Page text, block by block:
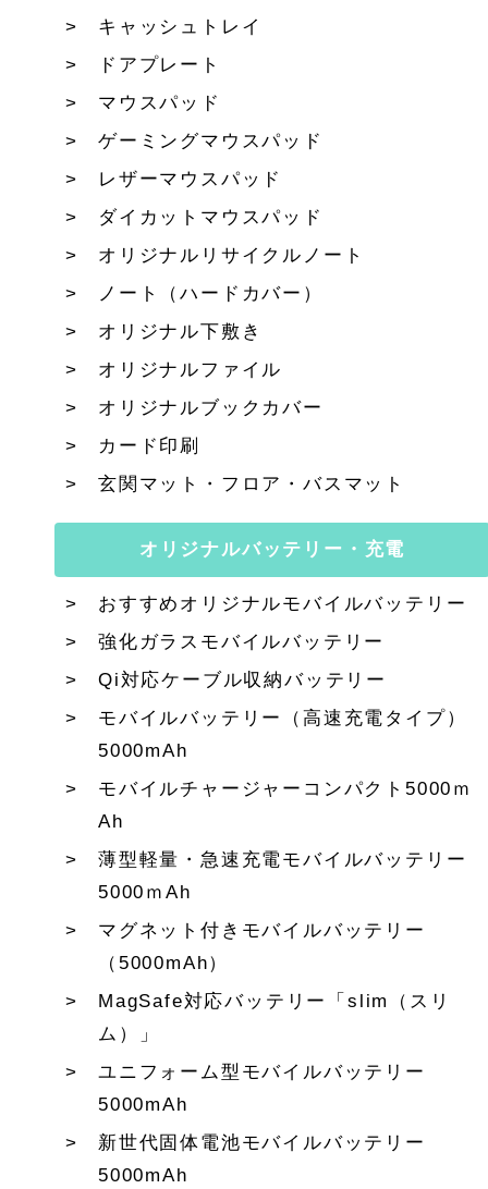
キャッシュトレイ
ドアプレート
マウスパッド
ゲーミングマウスパッド
レザーマウスパッド
ダイカットマウスパッド
オリジナルリサイクルノート
ノート（ハードカバー）
オリジナル下敷き
オリジナルファイル
オリジナルブックカバー
カード印刷
玄関マット・フロア・バスマット
オリジナルバッテリー・充電
おすすめオリジナルモバイルバッテリー
強化ガラスモバイルバッテリー
Qi対応ケーブル収納バッテリー
モバイルバッテリー（高速充電タイプ）
5000mAh
モバイルチャージャーコンパクト5000ｍ
Ah
薄型軽量・急速充電モバイルバッテリー
5000ｍAh
マグネット付きモバイルバッテリー
（5000mAh）
MagSafe対応バッテリー「slim（スリ
ム）」
ユニフォーム型モバイルバッテリー
5000mAh
新世代固体電池モバイルバッテリー
5000mAh